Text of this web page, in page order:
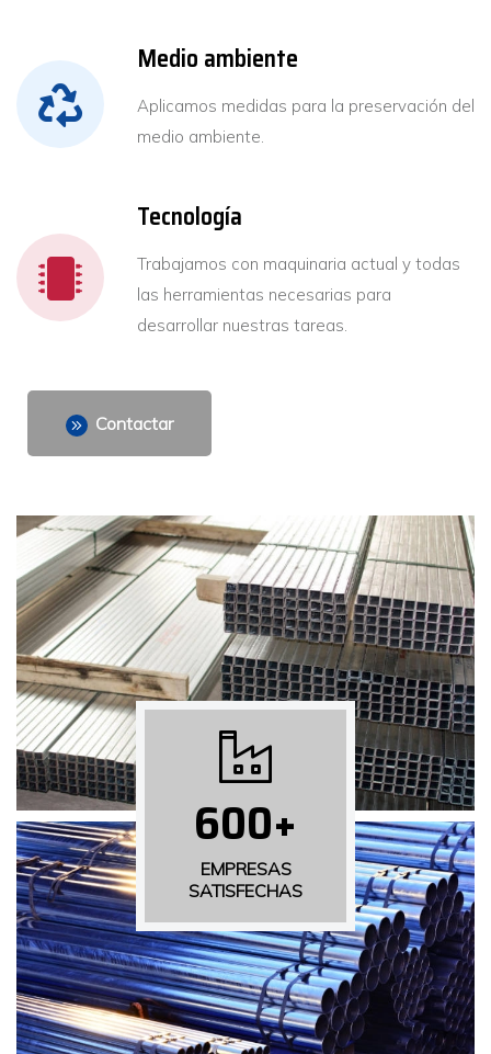
600+
EMPRESAS
SATISFECHAS
Medio ambiente
Aplicamos medidas para la preservación del
medio ambiente.
Tecnología
Trabajamos con maquinaria actual y todas
las herramientas necesarias para
desarrollar nuestras tareas.
Contactar